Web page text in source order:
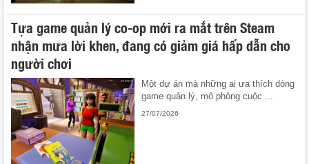
Tựa game quản lý co-op mới ra mắt trên Steam
nhận mưa lời khen, đang có giảm giá hấp dẫn cho
người chơi
Một dự án mà những ai ưa thích dòng
game quản lý, mô phỏng cuộc ...
27/07/2026